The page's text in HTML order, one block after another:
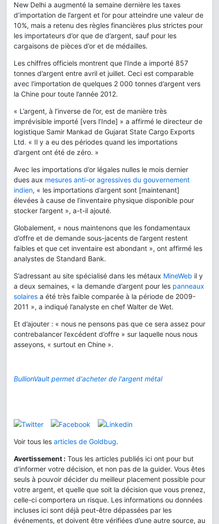
New Delhi a augmenté la semaine dernière les taxes
d’importation de l’argent et l’or pour atteindre une valeur de
10%, mais a retenu des règles financières plus strictes pour
les importateurs d’or que de d’argent, sauf pour les
cargaisons de pièces d’or et de médailles.
Les chiffres officiels montrent que l’Inde a importé 857
tonnes d’argent entre avril et juillet. Ceci est comparable
avec l'importation de quelques 2 000 tonnes d’argent vers
la Chine pour toute l’année 2012.
« L’argent, à l’inverse de l’or, est de manière très
imprévisible importé [vers l’Inde] » a affirmé le directeur de
logistique Samir Mankad de Gujarat State Cargo Exports
Ltd. « Il y a eu des périodes quand les importations
d’argent ont été de zéro. »
Avec les importations d’or légales nulles le mois dernier
dues aux mesures anti-or agressives du gouvernement
indien, « les importations d’argent sont [maintenant]
élevées à cause de l’inventaire physique disponible pour
stocker l’argent », a-t-il ajouté.
Globalement, « nous maintenons que les fondamentaux
d’offre et de demande sous-jacents de l’argent restent
faibles et que cet inventaire est abondant », ont affirmé les
analystes de Standard Bank.
S’adressant au site spécialisé dans les métaux MineWeb il y
a deux semaines, « la demande d’argent pour les panneaux
solaires a été très faible comparée à la période de 2009-
2011 », a indiqué l’analyste en chef Walter de Wet.
Et d’ajouter : « nous ne pensons pas que ce sera assez pour
contrebalancer l’excédent d’offre » sur laquelle nous nous
asseyons, « surtout en Chine ».
BullionVault permet d'acheter de l'argent métal
Voir tous les articles de Goldbug.
Avertissement : Tous les articles publiés ici ont pour but
d'informer votre décision, et non pas de la guider. Vous êtes
seuls à pouvoir décider du meilleur placement possible pour
votre argent, et quelle que soit la décision que vous prenez,
celle-ci comportera un risque. Les informations ou données
incluses ici sont déjà peut-être dépassées par les
événements, et doivent être vérifiées d’une autre source, au